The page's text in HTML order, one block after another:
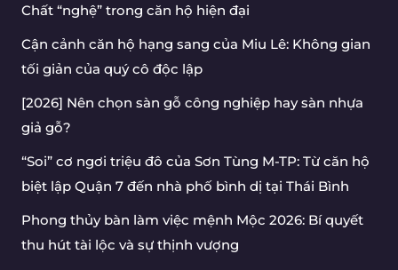
Chất “nghệ” trong căn hộ hiện đại
Cận cảnh căn hộ hạng sang của Miu Lê: Không gian
tối giản của quý cô độc lập
[2026] Nên chọn sàn gỗ công nghiệp hay sàn nhựa
giả gỗ?
“Soi” cơ ngơi triệu đô của Sơn Tùng M-TP: Từ căn hộ
biệt lập Quận 7 đến nhà phố bình dị tại Thái Bình
Phong thủy bàn làm việc mệnh Mộc 2026: Bí quyết
thu hút tài lộc và sự thịnh vượng